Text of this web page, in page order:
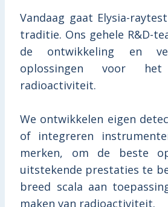
Vandaag gaat Elysia-
traditie. Ons gehele R&D-
de ontwikkeling en
oplossingen voor
radioactiviteit.
We ontwikkelen eigen
of integreren
merken, om de beste
uitstekende prestaties te
breed scala aan
maken van radioactiviteit.